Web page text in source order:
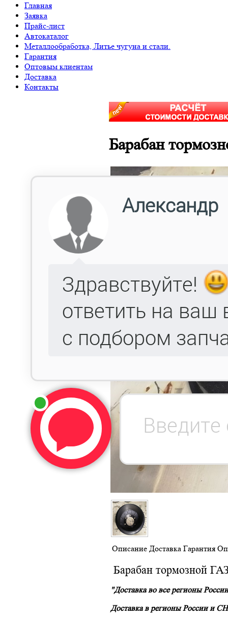
Главная
Заявка
Прайс-лист
Автокаталог
Металлообработка, Литье чугуна и стали.
Гарантия
Оптовым клиентам
Доставка
Контакты
Барабан
Описание Доставка Гарантия
Барабан тормозной
"Доставка во все регионы
Доставка в регионы России и